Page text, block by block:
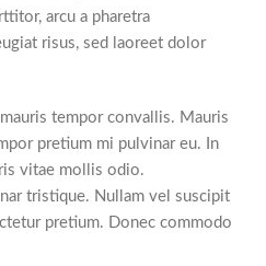
arcu a pharetra
risus, sed laoreet dolor
tempor convallis. Mauris
pretium mi pulvinar eu. In
vitae mollis odio.
tristique. Nullam vel suscipit
pretium. Donec commodo